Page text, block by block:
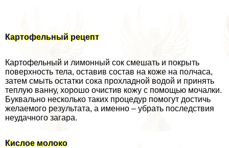
Картофельный рецепт
Картофельный и лимонный сок смешать и покрыть
поверхность тела, оставив состав на коже на полчаса,
затем смыть остатки сока прохладной водой и принять
теплую ванну, хорошо очистив кожу с помощью мочалки.
Буквально несколько таких процедур помогут достичь
желаемого результата, а именно – убрать последствия
неудачного загара.
Кислое молоко